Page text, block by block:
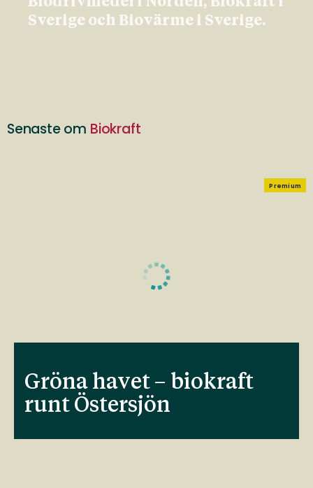
Sverige och Biovärme i Sverige.
Senaste om Biokraft
Premium
Gröna havet – biokraft
runt Östersjön